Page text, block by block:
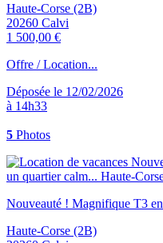
Haute-Corse (2B)
20260 Calvi
1 500,00 €
Offre / Location...
Déposée le 12/02/2026
à 14h33
5 Photos
Nouveauté ! Magnifique T3
Haute-Corse (2B)